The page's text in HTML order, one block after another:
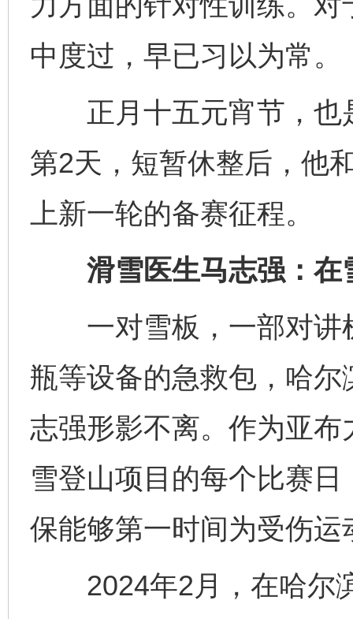
中度过，早已习以为常。
正月十五元宵节，也
第2天，短暂休整后，他
上新一轮的备赛征程。
滑雪医生马志强：在
一对雪板，一部对讲
瓶等设备的急救包，哈
志强形影不离。作为亚
雪登山项目的每个比赛
保能够第一时间为受伤
2024年2月，在哈尔